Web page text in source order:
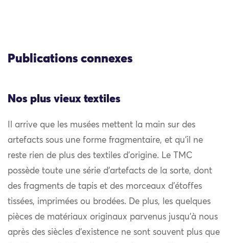
Publications connexes
Nos plus vieux textiles
Il arrive que les musées mettent la main sur des
artefacts sous une forme fragmentaire, et qu’il ne
reste rien de plus des textiles d’origine. Le TMC
possède toute une série d’artefacts de la sorte, dont
des fragments de tapis et des morceaux d’étoffes
tissées, imprimées ou brodées. De plus, les quelques
pièces de matériaux originaux parvenus jusqu’à nous
après des siècles d’existence ne sont souvent plus que